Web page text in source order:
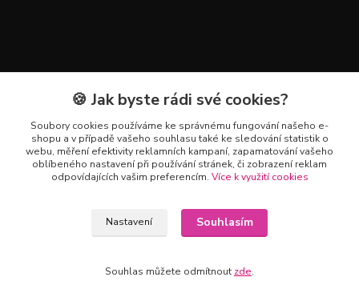
Kontakty
+420 602 223 614
info@zahradnictvipetro.cz
🍪 Jak byste rádi své cookies?
Soubory cookies používáme ke správnému fungování našeho e-
shopu a v případě vašeho souhlasu také ke sledování statistik o
webu, měření efektivity reklamních kampaní, zapamatování vašeho
oblíbeného nastavení při používání stránek, či zobrazení reklam
odpovídajících vašim preferencím. Více k využití cookies
Nastavení Souhlasím
Souhlas můžete odmítnout zde.